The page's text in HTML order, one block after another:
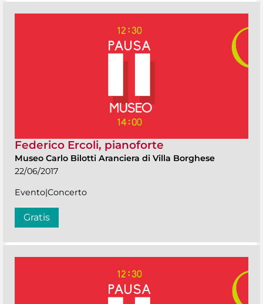
Federico Ercoli, pianoforte
Museo Carlo Bilotti Aranciera di Villa Borghese
22/06/2017
Evento|Concerto
Gratis